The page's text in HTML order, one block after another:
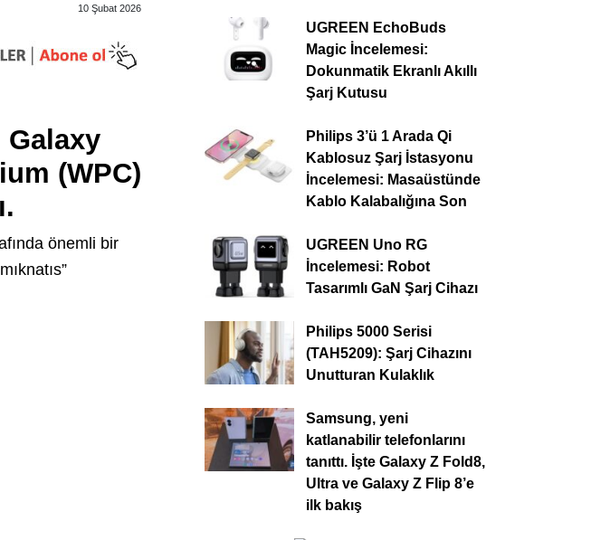
10 Şubat 2026
Galaxy
(WPC)
önemli bir
UGREEN EchoBuds
Magic İncelemesi:
Dokunmatik Ekranlı Akıllı
Şarj Kutusu
Philips 3’ü 1 Arada Qi
Kablosuz Şarj İstasyonu
İncelemesi: Masaüstünde
Kablo Kalabalığına Son
UGREEN Uno RG
İncelemesi: Robot
Tasarımlı GaN Şarj Cihazı
Philips 5000 Serisi
(TAH5209): Şarj Cihazını
Unutturan Kulaklık
Samsung, yeni
katlanabilir telefonlarını
tanıttı. İşte Galaxy Z Fold8,
Ultra ve Galaxy Z Flip 8’e
ilk bakış